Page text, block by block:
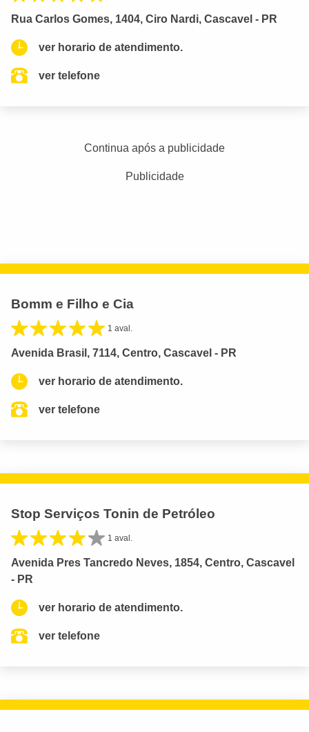
Rua Carlos Gomes, 1404, Ciro Nardi, Cascavel - PR
ver horario de atendimento.
ver telefone
Continua após a publicidade
Publicidade
Bomm e Filho e Cia
1 aval.
Avenida Brasil, 7114, Centro, Cascavel - PR
ver horario de atendimento.
ver telefone
Stop Serviços Tonin de Petróleo
1 aval.
Avenida Pres Tancredo Neves, 1854, Centro, Cascavel
- PR
ver horario de atendimento.
ver telefone